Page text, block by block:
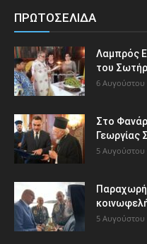
ΠΡΩΤΟΣΕΛΙΔΑ
Λαμπρός
του
6 Αυγούστου
Στο
Γεωργίας
5 Αυγούστου
5 Αυγούστου